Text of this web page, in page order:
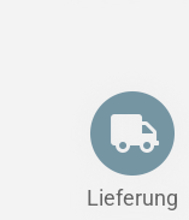
Lieferung